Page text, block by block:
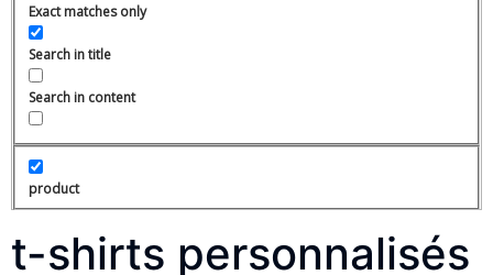
Exact matches only
Search in title
Search in content
product
t-shirts personnalisés